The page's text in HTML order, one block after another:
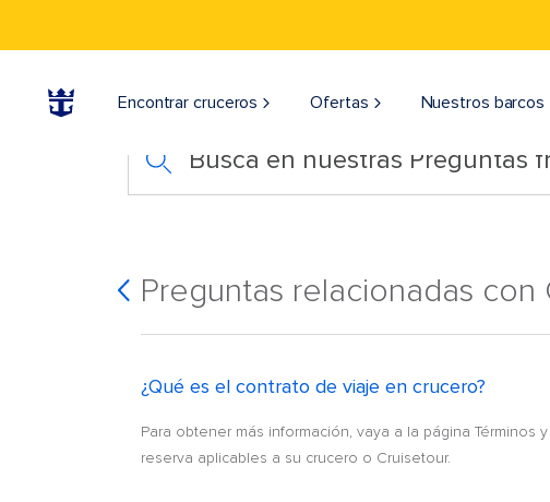
Encontrar cruceros Ofertas Nuestros barcos
Busca en nuestras Preguntas
Preguntas relacionadas
¿Qué es el contrato de viaje en crucero?
Para obtener más información, vaya a la página
reserva aplicables a su crucero o Cruisetour.